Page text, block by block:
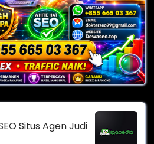
Situs Agen Judi